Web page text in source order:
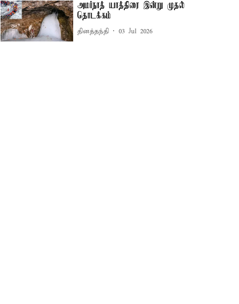
அமர்நாத் யாத்திரை இன்று முதல்
தொடக்கம்
தினத்தந்தி 03 Jul 2026